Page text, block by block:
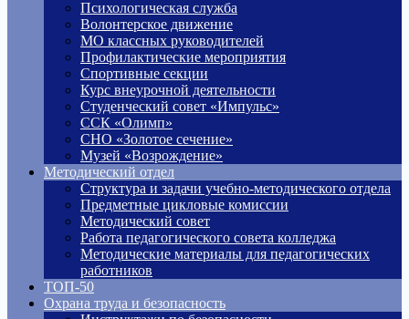
Психологическая служба
Волонтерское движение
МО классных руководителей
Профилактические мероприятия
Спортивные секции
Курс внеурочной деятельности
Студенческий совет «Импульс»
ССК «Олимп»
СНО «Золотое сечение»
Музей «Возрождение»
Методический отдел
Структура и задачи учебно-методического отдела
Предметные цикловые комиссии
Методический совет
Работа педагогического совета колледжа
Методические материалы для педагогических
работников
ТОП-50
Охрана труда и безопасность